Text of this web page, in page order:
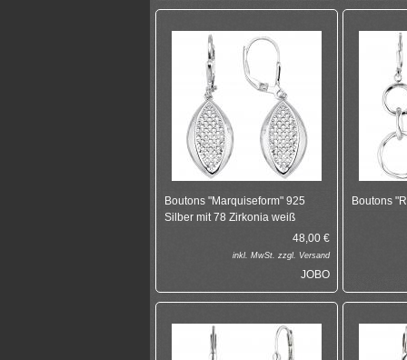
Boutons "Marquiseform" 925
Silber mit 78 Zirkonia weiß
48,00 €
inkl. MwSt. zzgl. Versand
JOBO
Boutons